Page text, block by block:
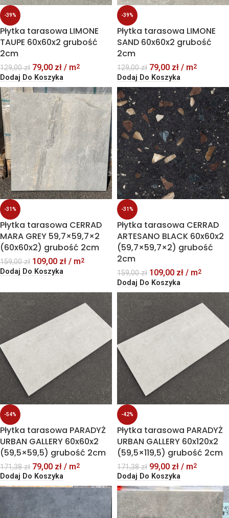
-39%
Płytka tarasowa LIMONE
TAUPE 60x60x2 grubość
2cm
129,00zł 79,00 zł / m2
Dodaj Do Koszyka
-39%
Płytka tarasowa LIMONE
SAND 60x60x2 grubość
2cm
129,00zł 79,00 zł / m2
Dodaj Do Koszyka
-31%
Płytka tarasowa CERRAD
MARA GREY 59,7×59,7×2
(60x60x2) grubość 2cm
159,00zł 109,00 zł / m2
Dodaj Do Koszyka
-31%
Płytka tarasowa CERRAD
ARTESANO BLACK 60x60x2
(59,7×59,7×2) grubość
2cm
159,00zł 109,00 zł / m2
Dodaj Do Koszyka
-54%
Płytka tarasowa PARADYŻ
URBAN GALLERY 60x60x2
(59,5×59,5) grubość 2cm
171,38zł 79,00 zł / m2
Dodaj Do Koszyka
-42%
Płytka tarasowa PARADYŻ
URBAN GALLERY 60x120x2
(59,5×119,5) grubość 2cm
171,38zł 99,00 zł / m2
Dodaj Do Koszyka